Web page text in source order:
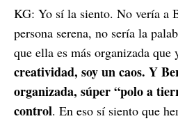
KG: Yo sí la siento. No vería a
persona serena, no sería la
que ella es más organizada que
creatividad, soy un caos. Y
organizada, súper “polo a
control. En eso sí siento que